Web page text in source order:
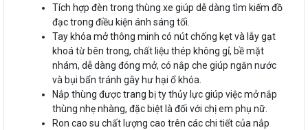
Tích hợp đèn trong thùng xe giúp dễ dàng tìm kiếm đồ
đạc trong điều kiện ánh sáng tối.
Tay khóa mở thông minh có nút chống kẹt và lẫy gạt
khoá từ bên trong, chất liệu thép không gỉ, bề mặt
nhám, dễ dàng đóng mở, có nắp che giúp ngăn nước
và bụi bẩn tránh gây hư hại ổ khóa.
Nắp thùng được trang bị ty thủy lực giúp việc mở nắp
thùng nhẹ nhàng, đặc biệt là đối với chị em phụ nữ.
Ron cao su chất lượng cao trên các chi tiết của nắp